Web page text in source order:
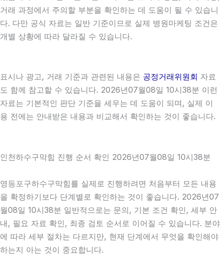
거래 과정에서 주의할 부분을 확인하는 데 도움이 될 수 있습니
다. 다만 공식 자료는 일반 기준이므로 실제 병원마케팅 조건은
개별 상황에 따라 달라질 수 있습니다.
표시나 광고, 거래 기준과 관련된 내용은 공정거래위원회 자료
도 함께 참고할 수 있습니다. 2026년07월08일 10시38분 이런
자료는 기본적인 판단 기준을 세우는 데 도움이 되며, 실제 이
용 전에는 안내받은 내용과 비교해서 확인하는 것이 좋습니다.
인천하수구막힘 진행 순서 확인 2026년07월08일 10시38분
영등포구하수구막힘를 실제로 진행하려면 처음부터 모든 내용
을 확정하기보다 단계별로 확인하는 것이 좋습니다. 2026년07
월08일 10시38분 일반적으로는 문의, 기본 조건 확인, 세부 안
내, 필요 자료 확인, 최종 검토 순서로 이어질 수 있습니다. 분야
에 따라 세부 절차는 다르지만, 현재 단계에서 무엇을 확인해야
하는지 아는 것이 중요합니다.